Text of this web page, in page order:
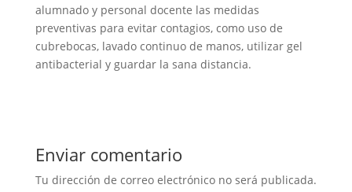
alumnado y personal docente las medidas
preventivas para evitar contagios, como uso de
cubrebocas, lavado continuo de manos, utilizar gel
antibacterial y guardar la sana distancia.
Enviar comentario
Tu dirección de correo electrónico no será publicada.